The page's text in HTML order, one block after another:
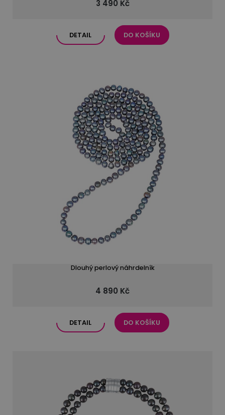
3 490 Kč
DETAIL DO KOŠÍKU
Dlouhý perlový náhrdelník
4 890 Kč
DETAIL DO KOŠÍKU